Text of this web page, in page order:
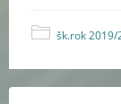
šk.rok 2019/